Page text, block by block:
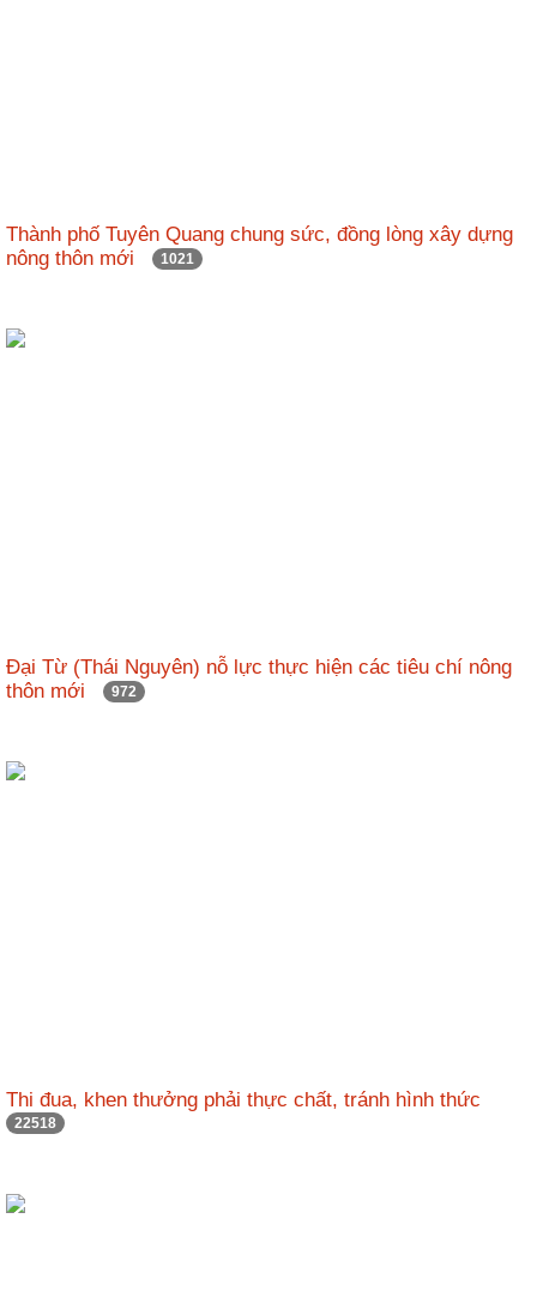
Thành phố Tuyên Quang chung sức, đồng lòng xây dựng
nông thôn mới
1021
Đại Từ (Thái Nguyên) nỗ lực thực hiện các tiêu chí nông
thôn mới
972
Thi đua, khen thưởng phải thực chất, tránh hình thức
22518